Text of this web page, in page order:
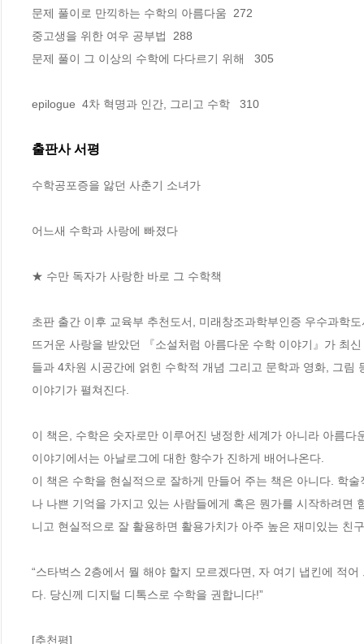
문제 풀이로 만끽하는 수학의 아름다움  272
중고생을 위한 여우 공부법  288
문제 풀이 그 이상의 수학에 다다르기 위해   305
epilogue  4차 혁명과 인간, 그리고 수학   310
출판사 서평
수학공포증을 앓던 사춘기 소녀가
어느새 수학과 사랑에 빠졌다
★ 수만 독자가 사랑한 바로 그 수학책
초판 출간 이후 교육부 추천도서, 미래창조과학부인증 우수과학
뜨거운 사랑을 받았던 『소설처럼 아름다운 수학 이야기』가 최
들과 4차원 시공간에 얽힌 수학적 개념 그리고 문학과 영화, 그
이야기가 펼쳐진다.
이 책은, 수학은 숫자로만 이루어진 냉정한 세계가 아니라 아름
이야기에서는 아날로그에 대한 향수가 진하게 배어나온다.
이 책은 수학을 현실적으로 잘하게 만들어 주는 책은 아니다. 학
나 나쁜 기억을 가지고 있는 사람들에게 혹은 뭔가를 시작하려면
니고 현실적으로 잘 활용하면 활용가치가 아주 높은 재미있는 친
“스타벅스 2층에서 뭘 해야 할지 모르겠다면, 자 여기 냅킨에 적
다. 당신께 디지털 디톡스로 수학을 권합니다!”
[추천평]